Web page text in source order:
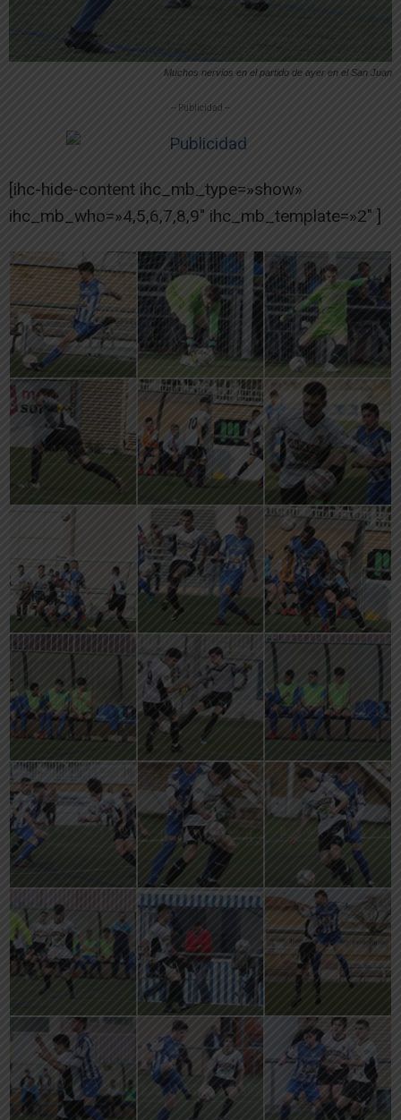
Muchos nervios en el partido de ayer en el San Juan
-- Publicidad --
[ihc-hide-content ihc_mb_type=»show»
ihc_mb_who=»4,5,6,7,8,9″ ihc_mb_template=»2″ ]